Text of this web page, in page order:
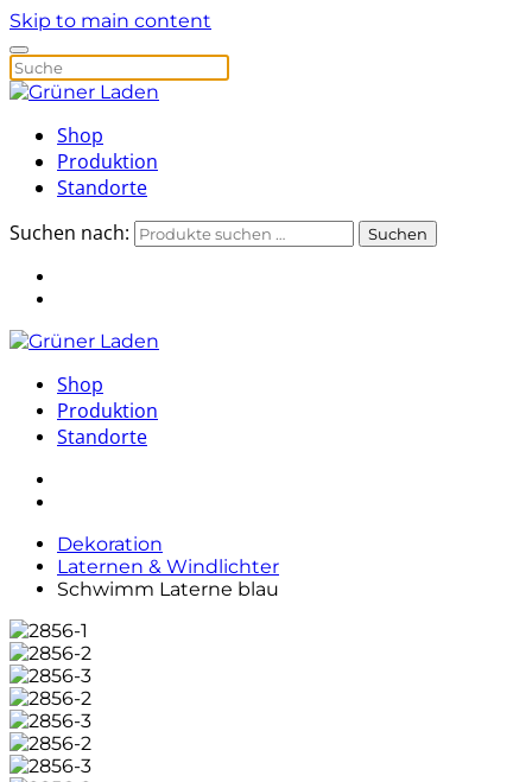
Skip to main content
Shop
Produktion
Standorte
Suchen nach:
Suchen
Shop
Produktion
Standorte
Dekoration
Laternen & Windlichter
Schwimm Laterne blau